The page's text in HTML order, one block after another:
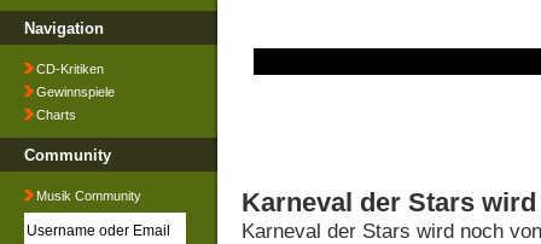
Navigation
CD-Kritiken
Gewinnspiele
Charts
Community
Musik Community Karneval der Stars
Karneval der Stars wird noch